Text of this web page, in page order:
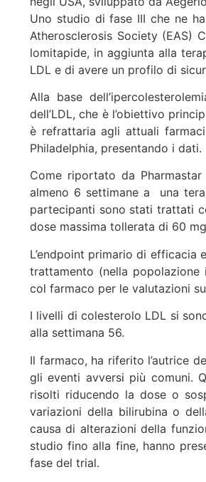
Uno studio di fase III che ne
Atherosclerosis Society (EAS)
lomitapide, in aggiunta alla
LDL e di avere un profilo di
Alla base
dell’LDL, che è l’obiettivo
è refrattaria agli attuali
Philadelphia, presentando i dati.
Come riportato da
almeno 6 settimane a una
partecipanti sono stati trattati
dose massima tollerata di 60
L’endpoint primario di
trattamento (nella
col farmaco per le valutazioni
I livelli di colesterolo LDL si
alla settimana 56.
Il farmaco, ha riferito l’autrice
gli eventi avversi più comuni.
risolti riducendo la dose o
variazioni della bilirubina o
causa di alterazioni della
studio fino alla fine, hanno
fase del trial.